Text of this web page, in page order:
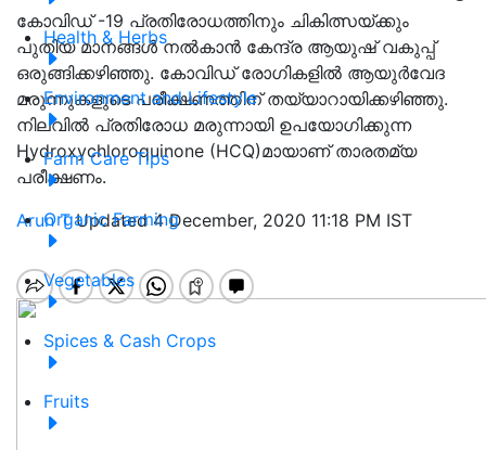
Health & Herbs
Environment and Lifestyle
Farm Care Tips
Organic Farming
Vegetables
Spices & Cash Crops
Fruits
കോവിഡ് -19 പ്രതിരോധത്തിനും ചികിത്സയ്ക്കും
പുതിയ മാനങ്ങൾ നൽകാൻ കേന്ദ്ര ആയുഷ് വകുപ്പ്
ഒരുങ്ങിക്കഴിഞ്ഞു. കോവിഡ് രോഗികളിൽ ആയുർവേദ
മരുന്നുകളുടെ പരീക്ഷണത്തിന് തയ്യാറായിക്കഴിഞ്ഞു.
നിലവിൽ പ്രതിരോധ മരുന്നായി ഉപയോഗിക്കുന്ന
Hydroxychloroquinone (HCQ)മായാണ് താരതമ്യ
പരീക്ഷണം.
Arun TUpdated 4 December, 2020 11:18 PM IST